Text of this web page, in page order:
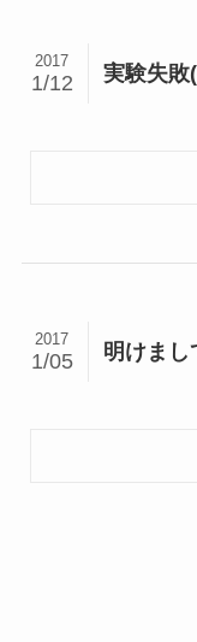
実験失敗
2017
1/12
明けまし
2017
1/05